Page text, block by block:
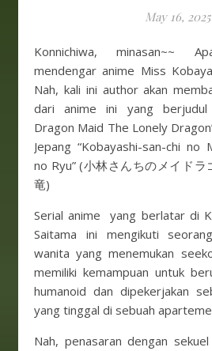
May 16, 2025
Konnichiwa, minasan~~ Apa kalian pernah
mendengar anime Miss
Nah, kali ini author akan
dari anime ini yang berjudul
Dragon Maid The Lonely
Jepang “Kobayashi-san-chi no
no Ryu” (小林さんちのメイド
竜)
Serial anime yang berlatar di
Saitama ini mengikuti
wanita yang menemukan
memiliki kemampuan untuk
humanoid dan dipekerjakan
yang tinggal di sebuah
Nah, penasaran dengan